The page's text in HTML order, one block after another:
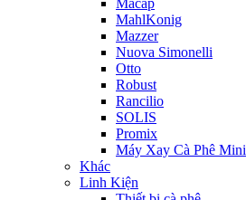
Macap
MahlKonig
Mazzer
Nuova Simonelli
Otto
Robust
Rancilio
SOLIS
Promix
Máy Xay Cà Phê Mini
Khác
Linh Kiện